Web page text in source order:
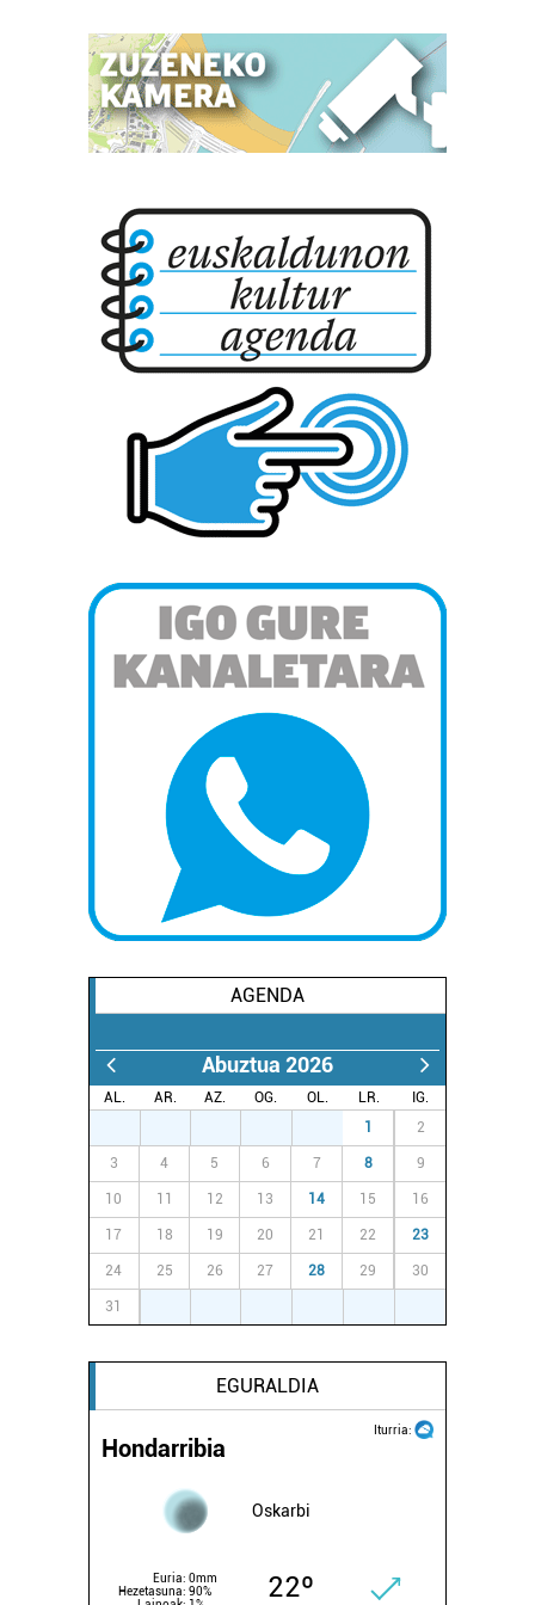
AGENDA
Abuztua 2026
AL. AR. AZ. OG. OL. LR.
IG.
1 2
3 4 5 6 7 8 9
10 11 12 13 14 15 16
17 18 19 20 21 22 23
24 25 26 27 28 29 30
31
EGURALDIA
Iturria:
Hondarribia
Oskarbi
Euria: 0mm
Hezetasuna: 90%
22º